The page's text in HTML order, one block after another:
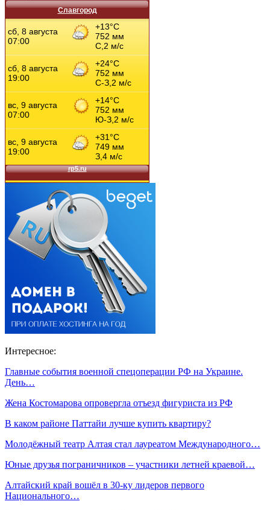
Славгород
Интересное:
Главные события военной спецоперации РФ на Украине.
День…
Жена Костомарова опровергла отъезд фигуриста из РФ
В каком районе Паттайи лучше купить квартиру?
Молодёжный театр Алтая стал лауреатом Международного…
Юные друзья пограничников – участники летней краевой…
Алтайский край вошёл в 30-ку лидеров первого
Национального…